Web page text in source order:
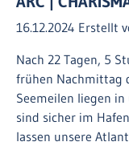
16.12.2024 Erstellt
Nach 22 Tagen, 5
frühen Nachmittag
Seemeilen liegen
sind sicher im
lassen unsere